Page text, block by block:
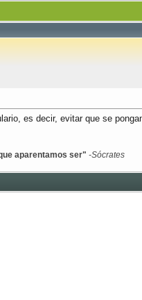
es decir, evitar que se
aparentamos ser" -Sócrates